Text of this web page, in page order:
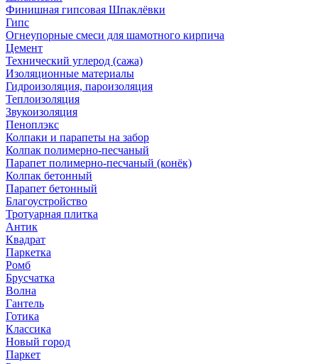
Финишная гипсовая Шпаклёвки
Гипс
Огнеупорные смеси для шамотного кирпича
Цемент
Технический углерод (сажа)
Изоляционные материалы
Гидроизоляция, пароизоляция
Теплоизоляция
Звукоизоляция
Пеноплэкс
Колпаки и парапеты на забор
Колпак полимерно-песчаный
Парапет полимерно-песчаный (конёк)
Колпак бетонный
Парапет бетонный
Благоустройство
Тротуарная плитка
Антик
Квадрат
Паркетка
Ромб
Брусчатка
Волна
Гантель
Готика
Классика
Новый город
Паркет